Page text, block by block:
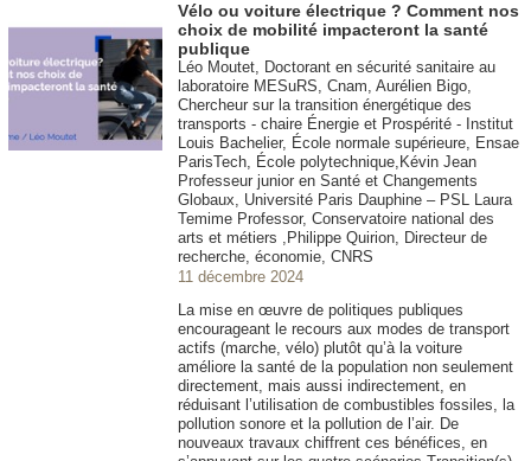
Vélo ou voiture électrique ? Comment nos
choix de mobilité impacteront la santé
publique
Léo Moutet, Doctorant en sécurité sanitaire au
laboratoire MESuRS, Cnam, Aurélien Bigo,
Chercheur sur la transition énergétique des
transports - chaire Énergie et Prospérité - Institut
Louis Bachelier, École normale supérieure, Ensae
ParisTech, École polytechnique,Kévin Jean
Professeur junior en Santé et Changements
Globaux, Université Paris Dauphine – PSL Laura
Temime Professor, Conservatoire national des
arts et métiers ,Philippe Quirion, Directeur de
recherche, économie, CNRS
11 décembre 2024
La mise en œuvre de politiques publiques
encourageant le recours aux modes de transport
actifs (marche, vélo) plutôt qu’à la voiture
améliore la santé de la population non seulement
directement, mais aussi indirectement, en
réduisant l’utilisation de combustibles fossiles, la
pollution sonore et la pollution de l’air. De
nouveaux travaux chiffrent ces bénéfices, en